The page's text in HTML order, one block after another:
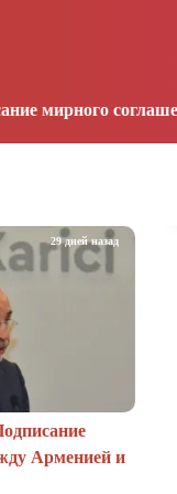
между
Арменией и
29 дней назад